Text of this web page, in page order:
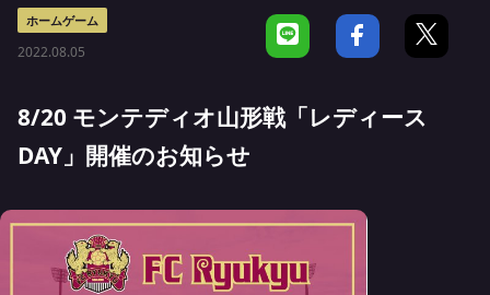
ホームゲーム
2022.08.05
8/20 モンテディオ山形戦「レディース
DAY」開催のお知らせ